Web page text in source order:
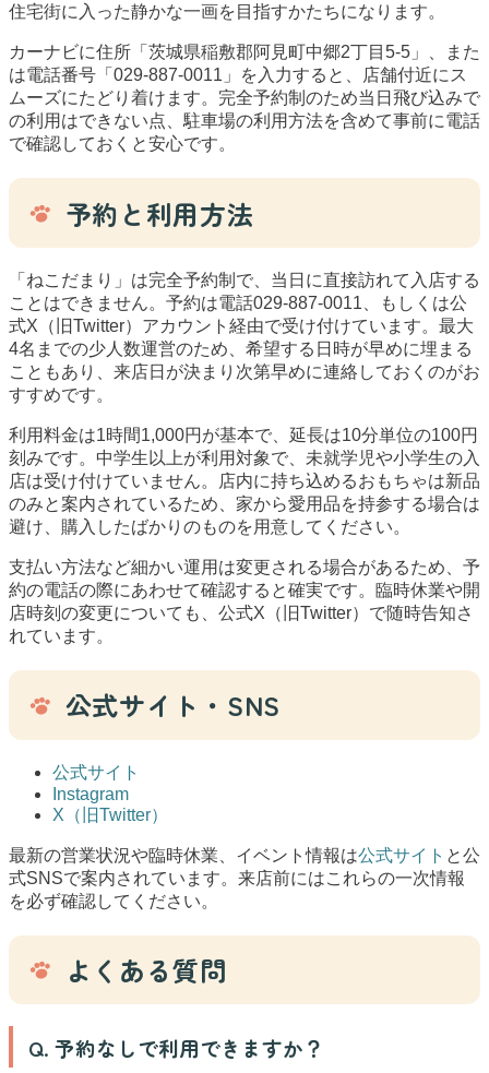
住宅街に入った静かな一画を目指すかたちになります。
カーナビに住所「茨城県稲敷郡阿見町中郷2丁目5-5」、また
は電話番号「029-887-0011」を入力すると、店舗付近にス
ムーズにたどり着けます。完全予約制のため当日飛び込みで
の利用はできない点、駐車場の利用方法を含めて事前に電話
で確認しておくと安心です。
予約と利用方法
「ねこだまり」は完全予約制で、当日に直接訪れて入店する
ことはできません。予約は電話029-887-0011、もしくは公
式X（旧Twitter）アカウント経由で受け付けています。最大
4名までの少人数運営のため、希望する日時が早めに埋まる
こともあり、来店日が決まり次第早めに連絡しておくのがお
すすめです。
利用料金は1時間1,000円が基本で、延長は10分単位の100円
刻みです。中学生以上が利用対象で、未就学児や小学生の入
店は受け付けていません。店内に持ち込めるおもちゃは新品
のみと案内されているため、家から愛用品を持参する場合は
避け、購入したばかりのものを用意してください。
支払い方法など細かい運用は変更される場合があるため、予
約の電話の際にあわせて確認すると確実です。臨時休業や開
店時刻の変更についても、公式X（旧Twitter）で随時告知さ
れています。
公式サイト・SNS
公式サイト
Instagram
X（旧Twitter）
最新の営業状況や臨時休業、イベント情報は公式サイト と公
式SNSで案内されています。来店前にはこれらの一次情報
を必ず確認してください。
よくある質問
Q. 予約なしで利用できますか？